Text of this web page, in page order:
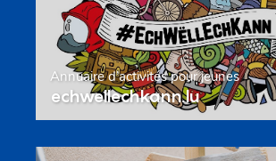
Annuaire d’activités pour jeunes
echwellechkann.lu